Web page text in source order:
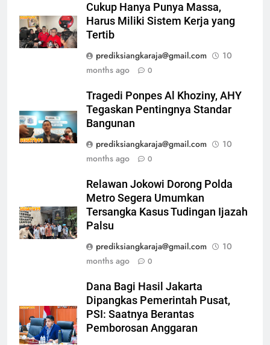
Cukup Hanya Punya Massa,
Harus Miliki Sistem Kerja yang
Tertib
prediksiangkaraja@gmail.com
10
months ago
0
Tragedi Ponpes Al Khoziny, AHY
Tegaskan Pentingnya Standar
Bangunan
prediksiangkaraja@gmail.com
10
months ago
0
Relawan Jokowi Dorong Polda
Metro Segera Umumkan
Tersangka Kasus Tudingan Ijazah
Palsu
prediksiangkaraja@gmail.com
10
months ago
0
Dana Bagi Hasil Jakarta
Dipangkas Pemerintah Pusat,
PSI: Saatnya Berantas
Pemborosan Anggaran